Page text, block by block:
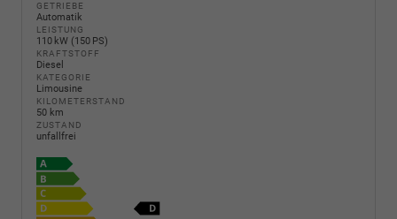
GETRIEBE
Automatik
LEISTUNG
110 kW (150 PS)
KRAFTSTOFF
Diesel
KATEGORIE
Limousine
KILOMETERSTAND
50 km
ZUSTAND
unfallfrei